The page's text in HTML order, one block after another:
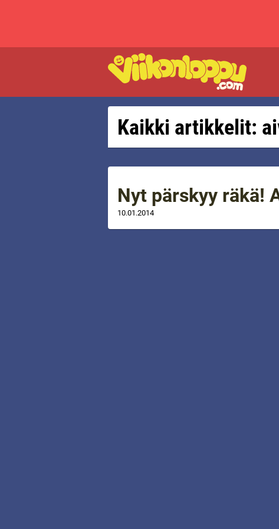
Kaikki artikkelit:
Nyt pärskyy räkä!
10.01.2014